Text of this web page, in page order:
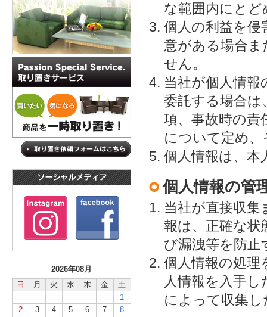
2026年08月
日
月 火 水 木 金
土
1
2
3 4 5 6 7
8
な範囲内にとど
個人の利益を侵
意がある場合ま
せん。
当社が個人情
委託する場合は
項、事故時の責
について定め
個人情報は、本
個人情報の管
当社が直接収
報は、正確な状
び漏洩等を防
個人情報の処理
人情報を入手
によって収集